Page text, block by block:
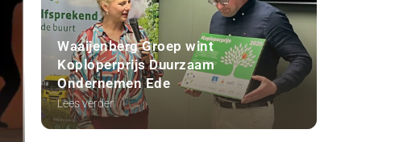
Waaijenberg Groep wint
Koploperprijs Duurzaam
Ondernemen Ede
Lees verder